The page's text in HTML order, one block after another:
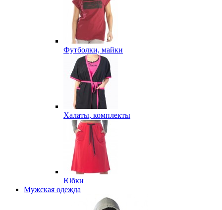
Футболки, майки
Халаты, комплекты
Юбки
Мужская одежда